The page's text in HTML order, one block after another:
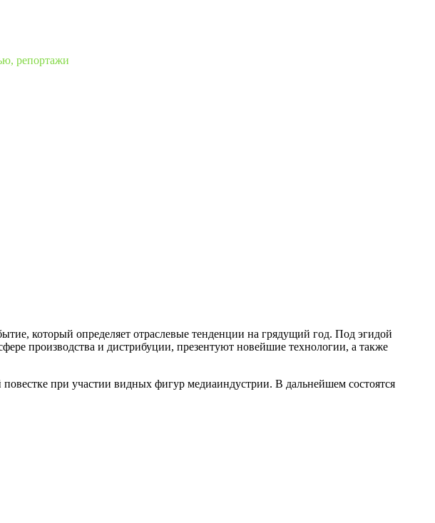
репортажи
который определяет отраслевые тенденции на грядущий год. Под эгидой
производства и дистрибуции, презентуют новейшие технологии, а также
при участии видных фигур медиаиндустрии. В дальнейшем состоятся